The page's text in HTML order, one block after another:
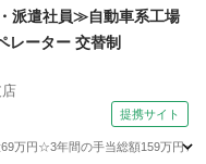
派遣社員≫自動車系工場
レーター 交替制
提携サイト
万円☆3年間の手当総額159万円☆